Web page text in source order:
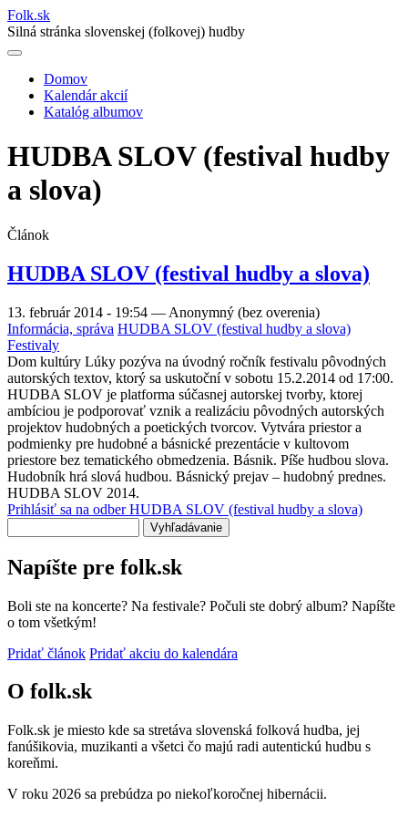
Folk.sk
Silná stránka slovenskej (folkovej) hudby
Main
navigation
Domov
Kalendár akcií
Katalóg albumov
HUDBA SLOV (festival hudby
a slova)
Článok
HUDBA SLOV (festival hudby a slova)
13. február 2014 - 19:54 — Anonymný (bez overenia)
Informácia, správa HUDBA SLOV (festival hudby a slova)
Festivaly
Dom kultúry Lúky pozýva na úvodný ročník festivalu pôvodných
autorských textov, ktorý sa uskutoční v sobotu 15.2.2014 od 17:00.
HUDBA SLOV je platforma súčasnej autorskej tvorby, ktorej
ambíciou je podporovať vznik a realizáciu pôvodných autorských
projektov hudobných a poetických tvorcov. Vytvára priestor a
podmienky pre hudobné a básnické prezentácie v kultovom
priestore bez tematického obmedzenia. Básnik. Píše hudbou slova.
Hudobník hrá slová hudbou. Básnický prejav – hudobný prednes.
HUDBA SLOV 2014.
Prihlásiť sa na odber HUDBA SLOV (festival hudby a slova)
Napíšte pre folk.sk
Boli ste na koncerte? Na festivale? Počuli ste dobrý album? Napíšte
o tom všetkým!
Pridať článok Pridať akciu do kalendára
O folk.sk
Folk.sk je miesto kde sa stretáva slovenská folková hudba, jej
fanúšikovia, muzikanti a všetci čo majú radi autentickú hudbu s
koreňmi.
V roku 2026 sa prebúdza po niekoľkoročnej hibernácii.